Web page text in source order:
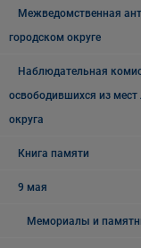
Межведомственная
городском округе
Наблюдательная
освободившихся из
округа
Книга памяти
9 мая
Мемориалы и